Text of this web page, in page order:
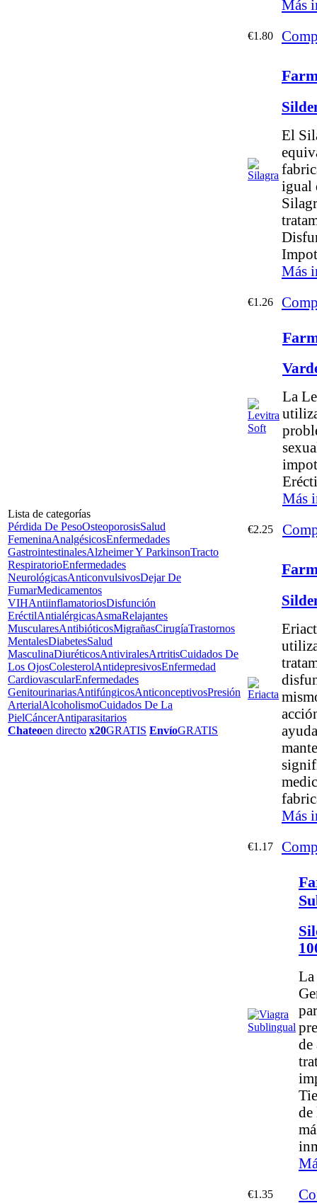
Lista de categorías
Pérdida De PesoOsteoporosisSalud
FemeninaAnalgésicosEnfermedades
GastrointestinalesAlzheimer Y ParkinsonTracto
RespiratorioEnfermedades
NeurológicasAnticonvulsivosDejar De
FumarMedicamentos
VIHAntiinflamatoriosDisfunción
EréctilAntialérgicasAsmaRelajantes
MuscularesAntibióticosMigrañasCirugíaTrastornos
MentalesDiabetesSalud
MasculinaDiuréticosAntiviralesArtritisCuidados De
Los OjosColesterolAntidepresivosEnfermedad
CardiovascularEnfermedades
GenitourinariasAntifúngicosAnticonceptivosPresión
ArterialAlcoholismoCuidados De La
PielCáncerAntiparasitarios
Chateoen directo x20GRATIS EnvíoGRATIS
Más
€1.80
El
igual
Más
€1.26
La
Más
€2.25
Más
€1.17
de
de
€1.35